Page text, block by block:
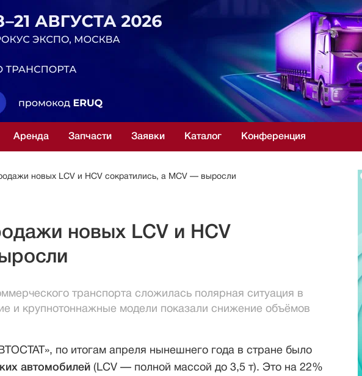
Аренда Запчасти Заявки Каталог Конференция
новых LCV и HCV сократились, а MCV — выросли
новых LCV и HCV
транспорта сложилась полярная ситуация в
и крупнотоннажные модели показали снижение объёмов
по итогам апреля нынешнего года в стране было
автомобилей (LCV — полной массой до 3,5 т). Это на 22%